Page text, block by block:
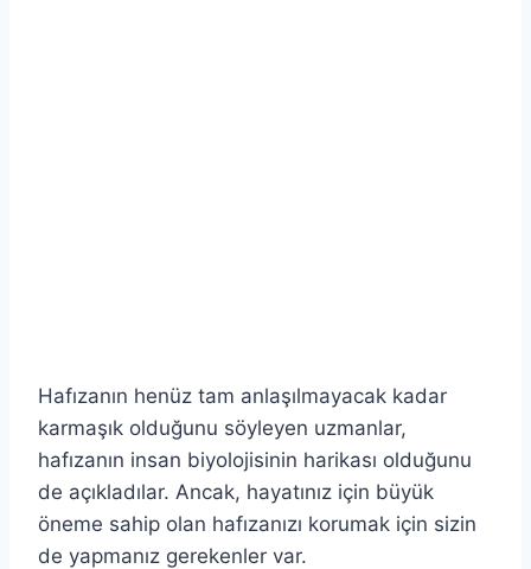
Hafızanın henüz tam anlaşılmayacak kadar
karmaşık olduğunu söyleyen uzmanlar,
hafızanın insan biyolojisinin harikası olduğunu
de açıkladılar. Ancak, hayatınız için büyük
öneme sahip olan hafızanızı korumak için sizin
de yapmanız gerekenler var.